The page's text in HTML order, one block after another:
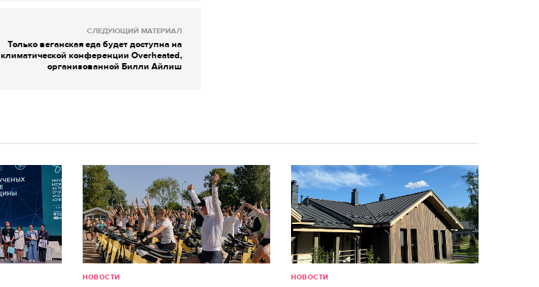
СЛЕДУЮЩИЙ МАТЕРИАЛ
Только веганская еда будет доступна на
климатической конференции Overheated,
организованной Билли Айлиш
НОВОСТИ НОВОСТИ